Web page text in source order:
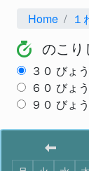
Home
１
のこ
３０ びょう
６０ びょう
９０ びょう
スタート